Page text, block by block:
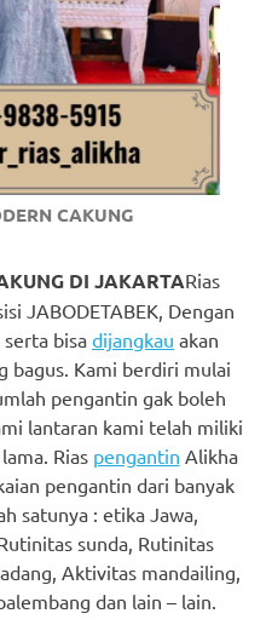
CAKUNG
DI JAKARTARias
JABODETABEK, Dengan
bisadijangkau akan
bagus. Kami berdiri mulai
pengantin gak boleh
lantaran kami telah miliki
Rias pengantin Alikha
pengantin dari banyak
satunya : etika Jawa,
sunda, Rutinitas
Aktivitas mandailing,
dan lain – lain.